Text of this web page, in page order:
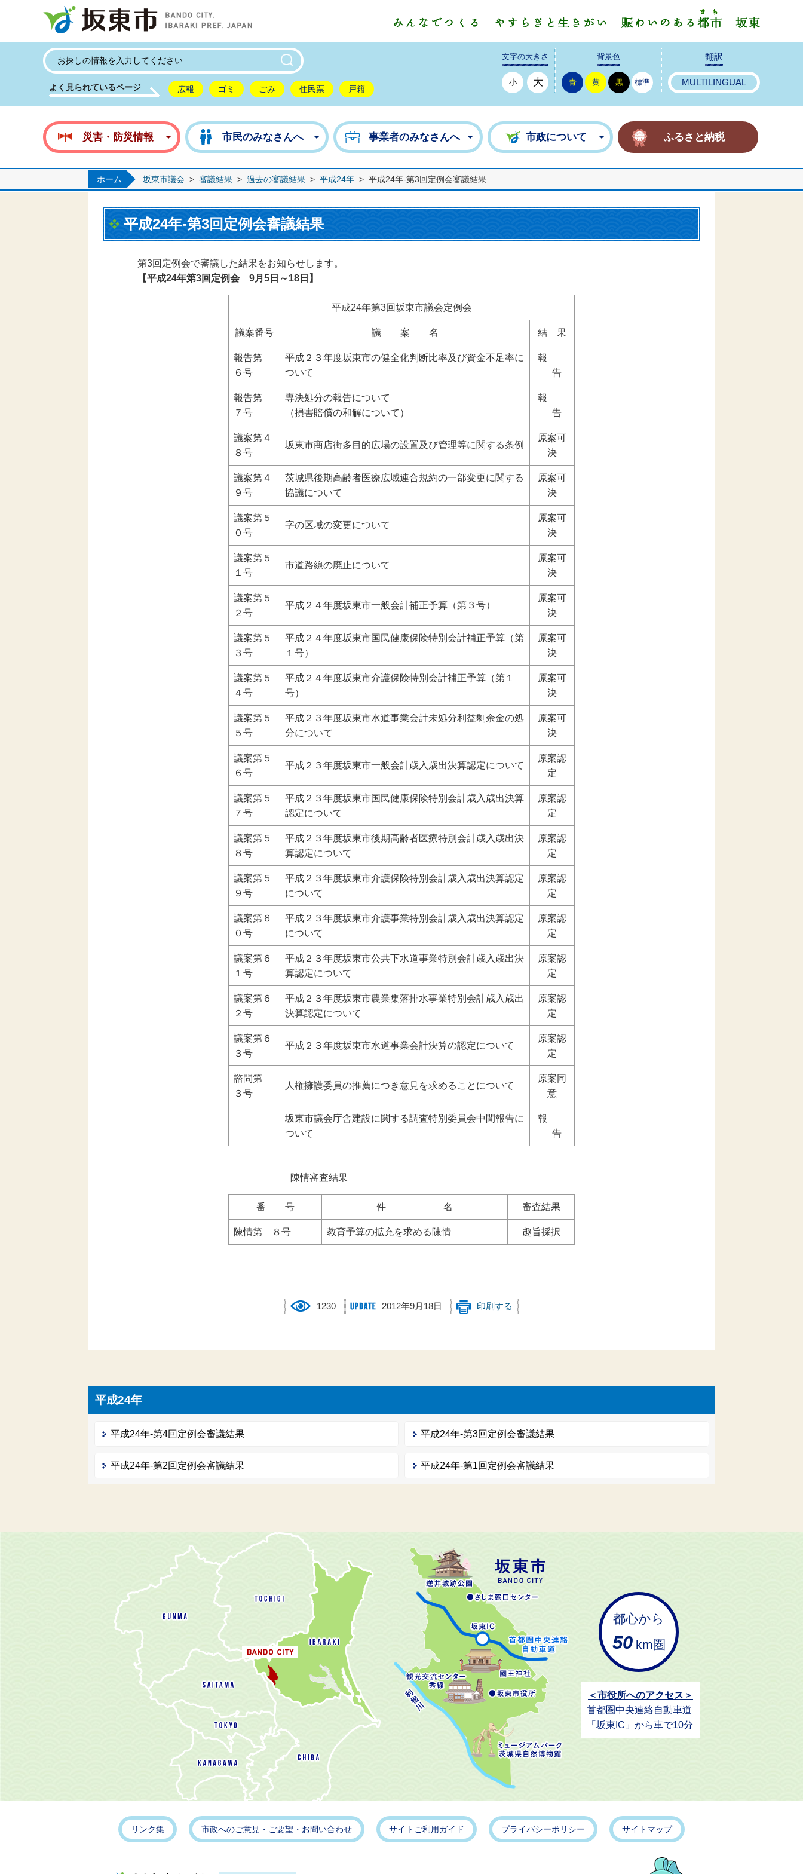
よく見られているページ 広報 ゴミ ごみ 住民票 戸籍
文字の大きさ
小 大
背景色
青 黄 黒 標準
翻訳
MULTILINGUAL
災害・防災情報 市民のみなさんへ 事業者のみなさんへ 市政について ふるさと納税
ホーム 坂東市議会 > 審議結果 > 過去の審議結果 > 平成24年 > 平成24年-第3回定例会審議結果
平成24年-第3回定例会審議結果
第3回定例会で審議した結果をお知らせします。
【平成24年第3回定例会 9月5日～18 日】
平成24年第3回坂東市議会定例会
議案番号 議 案 名 結 果
報告第
６号
平成２３年度坂東市の健全化判断比率及び資金不足率に
ついて
報
告
報告第
７号
専決処分の報告について
（損害賠償の和解について）
報
告
議案第４
８号
坂東市商店街多目的広場の設置及び管理等に関する条例
原案可
決
議案第４
９号
茨城県後期高齢者医療広域連合規約の一部変更に関する
協議について
原案可
決
議案第５
０号
字の区域の変更について
原案可
決
議案第５
１号
市道路線の廃止について
原案可
決
議案第５
２号
平成２４年度坂東市一般会計補正予算（第３号）
原案可
決
議案第５
３号
平成２４年度坂東市国民健康保険特別会計補正予算（第
１号）
原案可
決
議案第５
４号
平成２４年度坂東市介護保険特別会計補正予算（第１
号）
原案可
決
議案第５
５号
平成２３年度坂東市水道事業会計未処分利益剰余金の処
分について
原案可
決
議案第５
６号
平成２３年度坂東市一般会計歳入歳出決算認定について
原案認
定
議案第５
７号
平成２３年度坂東市国民健康保険特別会計歳入歳出決算
認定について
原案認
定
議案第５
８号
平成２３年度坂東市後期高齢者医療特別会計歳入歳出決
算認定について
原案認
定
議案第５
９号
平成２３年度坂東市介護保険特別会計歳入歳出決算認定
について
原案認
定
議案第６
０号
平成２３年度坂東市介護事業特別会計歳入歳出決算認定
について
原案認
定
議案第６
１号
平成２３年度坂東市公共下水道事業特別会計歳入歳出決
算認定について
原案認
定
議案第６
２号
平成２３年度坂東市農業集落排水事業特別会計歳入歳出
決算認定について
原案認
定
議案第６
３号
平成２３年度坂東市水道事業会計決算の認定について
原案認
定
諮問第
３号
人権擁護委員の推薦につき意見を求めることについて
原案同
意
坂東市議会庁舎建設に関する調査特別委員会中間報告に
ついて
報
告
陳情審査結果
番 号 件 名 審査結果
陳情第 ８号 教育予算の拡充を求める陳情 趣旨採択
1230 2012年9月18日 印刷する
平成24年
平成24年-第4回定例会審議結果 平成24年-第3回定例会審議結果
平成24年-第2回定例会審議結果 平成24年-第1回定例会審議結果
都心から
50 km圏
＜市役所へのアクセス＞
首都圏中央連絡自動車道
「坂東IC」から車で10分
リンク集 市政へのご意見・ご要望・お問い合わせ サイトご利用ガイド プライバシーポリシー サイトマップ